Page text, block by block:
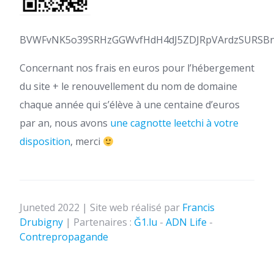
Concernant nos frais en euros pour l’hébergement
du site + le renouvellement du nom de domaine
chaque année qui s’élève à une centaine d’euros
par an, nous avons une cagnotte leetchi à votre
disposition, merci
Juneted 2022 | Site web réalisé par Francis
Drubigny | Partenaires : Ğ1.lu - ADN Life -
Contrepropagande